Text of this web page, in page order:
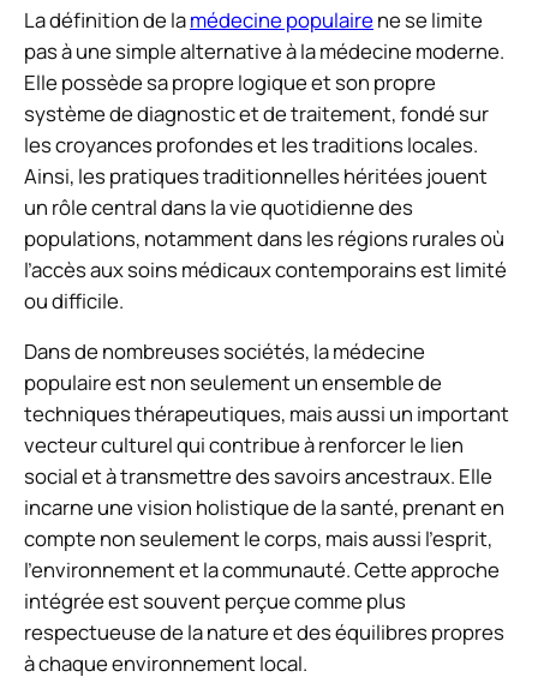
La définition de lamédecine populaire ne se limite
pas à une simple alternative à la médecine moderne.
Elle possède sa propre logique et son propre
système de diagnostic et de traitement, fondé sur
les croyances profondes et les traditions locales.
Ainsi, les pratiques traditionnelles héritées jouent
un rôle central dans la vie quotidienne des
populations, notamment dans les régions rurales où
l’accès aux soins médicaux contemporains est limité
ou difficile.
Dans de nombreuses sociétés, la médecine
populaire est non seulement un ensemble de
techniques thérapeutiques, mais aussi un important
vecteur culturel qui contribue à renforcer le lien
social et à transmettre des savoirs ancestraux. Elle
incarne une vision holistique de la santé, prenant en
compte non seulement le corps, mais aussi l’esprit,
l’environnement et la communauté. Cette approche
intégrée est souvent perçue comme plus
respectueuse de la nature et des équilibres propres
à chaque environnement local.